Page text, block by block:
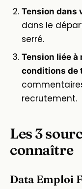
Tension dans
dans le
serré.
Tension liée à
conditions de
recrutement.
Les 3
connaître
Data Emploi